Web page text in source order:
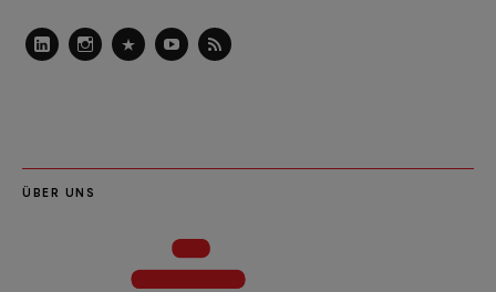
ÜBER UNS